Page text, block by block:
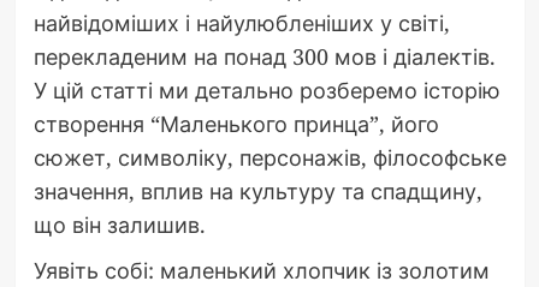
найвідоміших і найулюбленіших у світі,
перекладеним на понад 300 мов і діалектів.
У цій статті ми детально розберемо історію
створення “Маленького принца”, його
сюжет, символіку, персонажів, філософське
значення, вплив на культуру та спадщину,
що він залишив.
Уявіть собі: маленький хлопчик із золотим